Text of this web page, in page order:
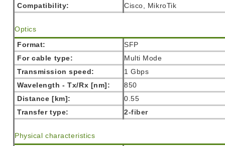
Compatibility:
Cisco, MikroTik
Optics
Format:
SFP
For cable type:
Multi Mode
Transmission speed:
1 Gbps
Wavelength - Tx/Rx [nm]:
850
Distance [km]:
0.55
Transfer type:
2-fiber
Physical characteristics